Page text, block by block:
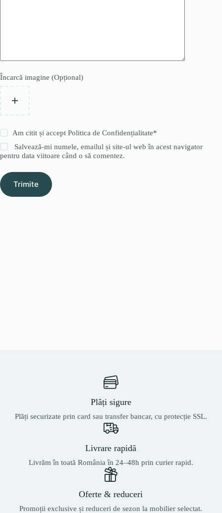
Încarcă imagine (Opțional)
Am citit și acceptPolitica de Confidențialitate*
Salvează-mi numele, emailul și site-ul web în acest navigator
pentru data viitoare când o să comentez.
Trimite
Plăți sigure
Plăți securizate prin card sau transfer bancar, cu protecție SSL.
Livrare rapidă
Livrăm în toată România în 24–48h prin curier rapid.
Oferte & reduceri
Promoții exclusive și reduceri de sezon la mobilier selectat.